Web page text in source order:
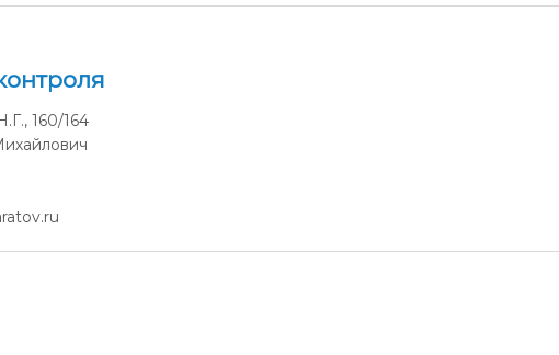
160/164